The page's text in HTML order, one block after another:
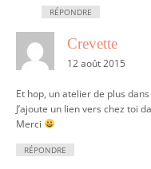
RÉPONDRE
Crevette
12 août 2015
Et hop, un atelier de plus
J’ajoute un lien vers chez toi
Merci
RÉPONDRE